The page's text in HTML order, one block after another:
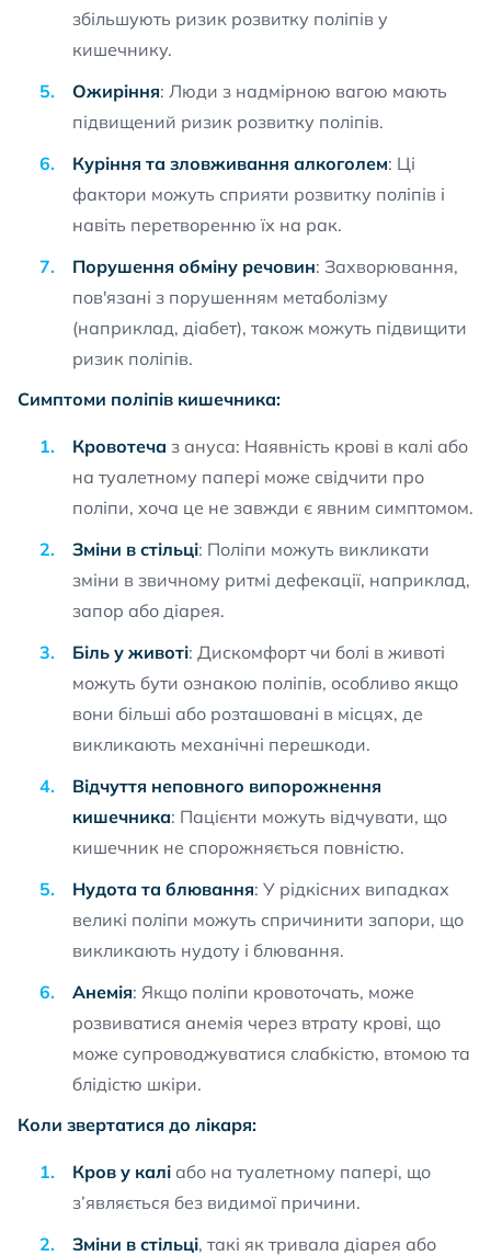
збільшують ризик розвитку поліпів у
кишечнику.
Ожиріння: Люди з надмірною вагою мають
підвищений ризик розвитку поліпів.
Куріння та зловживання алкоголем: Ці
фактори можуть сприяти розвитку поліпів і
навіть перетворенню їх на рак.
Порушення обміну речовин: Захворювання,
пов'язані з порушенням метаболізму
(наприклад, діабет), також можуть підвищити
ризик поліпів.
Симптоми поліпів кишечника:
Кровотеча з ануса: Наявність крові в калі або
на туалетному папері може свідчити про
поліпи, хоча це не завжди є явним симптомом.
Зміни в стільці: Поліпи можуть викликати
зміни в звичному ритмі дефекації, наприклад,
запор або діарея.
Біль у животі: Дискомфорт чи болі в животі
можуть бути ознакою поліпів, особливо якщо
вони більші або розташовані в місцях, де
викликають механічні перешкоди.
Відчуття неповного випорожнення
кишечника: Пацієнти можуть відчувати, що
кишечник не спорожняється повністю.
Нудота та блювання: У рідкісних випадках
великі поліпи можуть спричинити запори, що
викликають нудоту і блювання.
Анемія: Якщо поліпи кровоточать, може
розвиватися анемія через втрату крові, що
може супроводжуватися слабкістю, втомою та
блідістю шкіри.
Коли звертатися до лікаря:
Кров у калі або на туалетному папері, що
з’являється без видимої причини.
Зміни в стільці, такі як тривала діарея або